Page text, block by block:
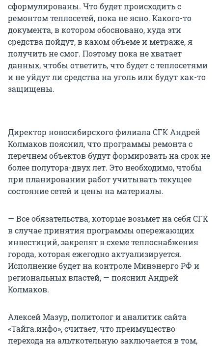
сформулированы. Что будет происходить с
ремонтом теплосетей, пока не ясно. Какого-то
документа, в котором обосновано, куда эти
средства пойдут, в каком объеме и метраже, я
получить не смог. Поэтому пока не хватает
данных, чтобы ответить, что будет с теплосетями
и не уйдут ли средства на уголь или будут как-то
защищены.
Директор новосибирского филиала СГК Андрей
Колмаков пояснил, что программы ремонта с
перечнем объектов будут формировать на срок не
более полутора-двух лет. Это необходимо, чтобы
при планировании работ учитывать текущее
состояние сетей и цены на материалы.
— Все обязательства, которые возьмет на себя СГК
в случае принятия программы опережающих
инвестиций, закрепят в схеме теплоснабжения
города, которая ежегодно актуализируется.
Исполнение будет на контроле Минэнерго РФ и
региональных властей, — пояснил Андрей
Колмаков.
Алексей Мазур, политолог и аналитик сайта
«Тайга.инфо», считает, что преимущество
перехода на альткотельную заключается в том,